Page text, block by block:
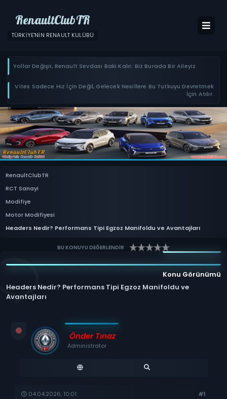
RenaultClubTR
TÜRKIYE'NIN RENAULT KULÜBÜ
Yollar Değişir, Renault Sevdası Baki Kalır; Biz Burada Bir Aileyiz.
Vites Sadece Hız İçin Değil, Gelecek Nesillere Bu Tutkuyu Devretmek
İçin Atılır.
RenaultClubTR
RCT Sanayi
Modifiye
Motor Modifiyesi
Headers Nedir? Performans Tipi Egzoz Manifoldu ve Avantajları
BU KONUYU DEĞERLENDİR
Konu Görünümü
Headers Nedir? Performans Tipi Egzoz Manifoldu ve
Avantajları
Önder Tınaz
Administrator
04.04.2026, 10:01 #1